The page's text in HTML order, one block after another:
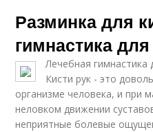
Разминка для
гимнастика
Лечебная гимнастика
Кисти рук - это
организме человека, и при
неловком движении
неприятные болевые